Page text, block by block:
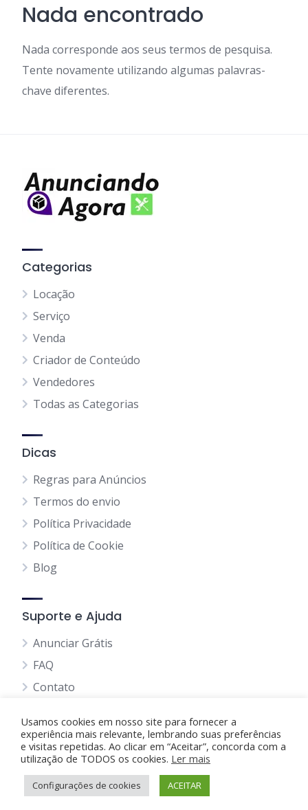
Nada encontrado
Nada corresponde aos seus termos de pesquisa.
Tente novamente utilizando algumas palavras-
chave diferentes.
Categorias
Locação
Serviço
Venda
Criador de Conteúdo
Vendedores
Todas as Categorias
Dicas
Regras para Anúncios
Termos do envio
Política Privacidade
Política de Cookie
Blog
Suporte e Ajuda
Anunciar Grátis
FAQ
Contato
Anunciando Agora
Página Inicial
Minha Conta
Usamos cookies em nosso site para fornecer a
experiência mais relevante, lembrando suas preferências
e visitas repetidas. Ao clicar em “Aceitar”, concorda com a
utilização de TODOS os cookies. Ler mais
Configurações de cookies ACEITAR